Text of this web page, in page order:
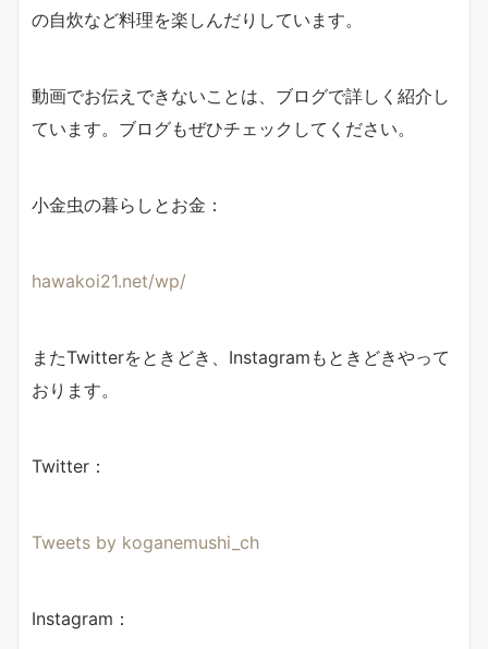
の自炊など料理を楽しんだりしています。
動画でお伝えできないことは、ブログで詳しく紹介し
ています。ブログもぜひチェックしてください。
小金虫の暮らしとお金：
hawakoi21.net/wp/
またTwitterをときどき、Instagramもときどきやって
おります。
Twitter：
Tweets by koganemushi_ch
Instagram：